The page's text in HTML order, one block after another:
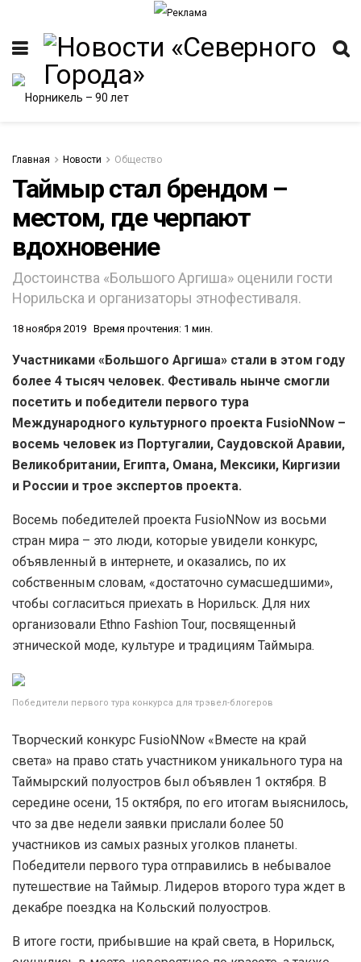
Главная Новости Общество
Таймыр стал брендом –
местом, где черпают
вдохновение
Достоинства «Большого Аргиша» оценили гости
Норильска и организаторы этнофестиваля.
18 ноября 2019 Время прочтения: 1 мин.
Участниками «Большого Аргиша» стали в этом году
более 4 тысяч человек. Фестиваль нынче смогли
посетить и победители первого тура
Международного культурного проекта FusioNNow –
восемь человек из Португалии, Саудовской Аравии,
Великобритании, Египта, Омана, Мексики, Киргизии
и России и трое экспертов проекта.
Восемь победителей проекта FusioNNow из восьми
стран мира – это люди, которые увидели конкурс,
объявленный в интернете, и оказались, по их
собственным словам, «достаточно сумасшедшими»,
чтобы согласиться приехать в Норильск. Для них
организовали Ethno Fashion Tour, посвященный
этнической моде, культуре и традициям Таймыра.
Победители первого тура конкурса для трэвел-блогеров
Творческий конкурс FusioNNow «Вместе на край
света» на право стать участником уникального тура на
Таймырский полуостров был объявлен 1 октября. В
середине осени, 15 октября, по его итогам выяснилось,
что за две недели заявки прислали более 50
участников из самых разных уголков планеты.
Победители первого тура отправились в небывалое
путешествие на Таймыр. Лидеров второго тура ждет в
декабре поездка на Кольский полуостров.
В итоге гости, прибывшие на край света, в Норильск,